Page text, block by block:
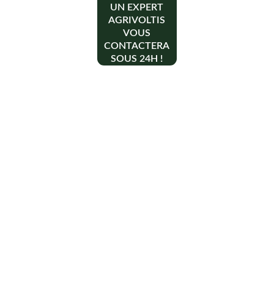
UN EXPERT
AGRIVOLTIS
VOUS
CONTACTERA
SOUS 24H !